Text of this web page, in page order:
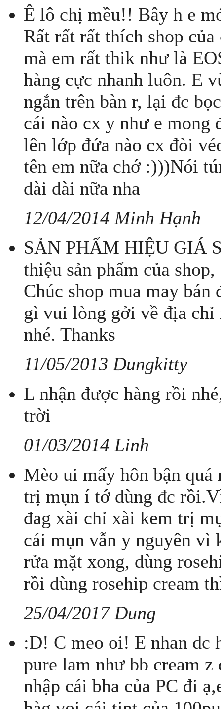
Ê lô chị mều!! Bây h e
Rất rất rất thích shop
mà em rất thik như là
hàng cực nhanh luôn. E
ngắn trên bàn r, lại đc
cái nào cx y như e mong
lên lớp đứa nào cx đòi
tên em nữa chớ :)))Nói
dài dài nữa nha
12/04/2014 Minh Hạnh
SẢN PHẨM HIỆU GIÁ
thiệu sản phẩm của
Chúc shop mua may bán
gì vui lòng gởi về địa
nhé. Thanks
11/05/2013 Dungkitty
L nhận được hàng rồi
trời
01/03/2014 Linh
Mèo ui mấy hôn bận
trị mụn í tớ dùng đc
đag xài chỉ xài kem trị
cái mụn vẫn y nguyên vì
rửa mặt xong, dùng
rồi dùng rosehip cream
25/04/2017 Dung
:D! C meo oi! E nhan dc
pure lam như bb cream
nhập cái bha của PC đi